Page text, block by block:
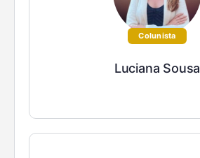
Colunista
Luciana Sousa